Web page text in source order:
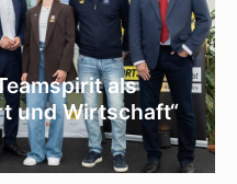
als
und Wirtschaft“